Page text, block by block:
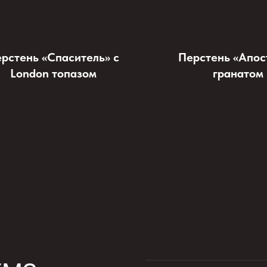
«Спаситель» с
London топазом
Перстень
гранатом